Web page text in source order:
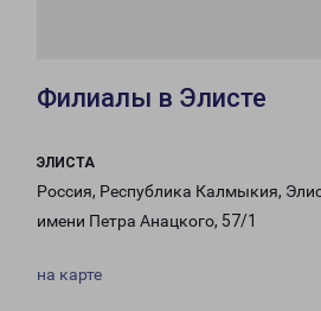
Филиалы в Элисте
ЭЛИСТА
Россия, Республика Калмыкия,
имени Петра Анацкого, 57/1
на карте